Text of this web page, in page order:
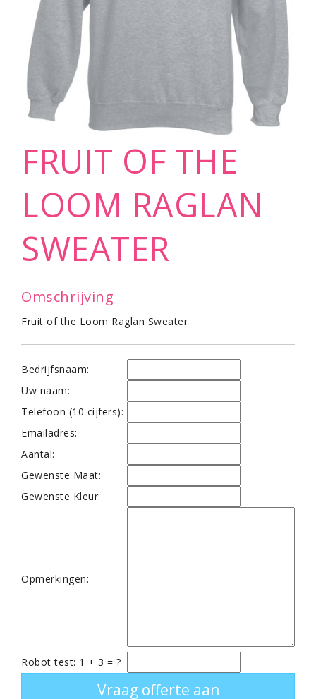
FRUIT OF THE
LOOM RAGLAN
SWEATER
Omschrijving
Fruit of the Loom Raglan Sweater
Bedrijfsnaam:
Uw naam:
Telefoon (10 cijfers):
Emailadres:
Aantal:
Gewenste Maat:
Gewenste Kleur:
Opmerkingen:
Robot test: 1 + 3 = ?